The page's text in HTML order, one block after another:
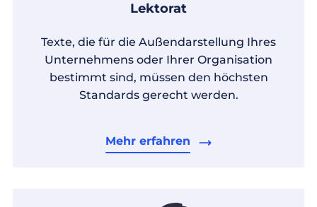
Lektorat
Texte, die für die Außendarstellung Ihres
Unternehmens oder Ihrer Organisation
bestimmt sind, müssen den höchsten
Standards gerecht werden.
Mehr erfahren